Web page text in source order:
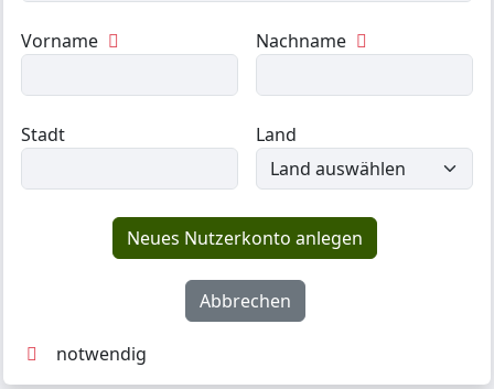
Vorname Nachname
Stadt Land
notwendig